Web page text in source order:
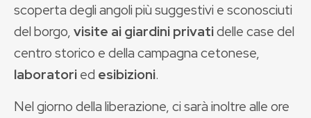
scoperta degli angoli più suggestivi e sconosciuti
del borgo,visite ai giardini privatidelle case del
centro storico e della campagna cetonese,
laboratoried esibizioni.
Nel giorno della liberazione, ci sarà inoltre alle ore